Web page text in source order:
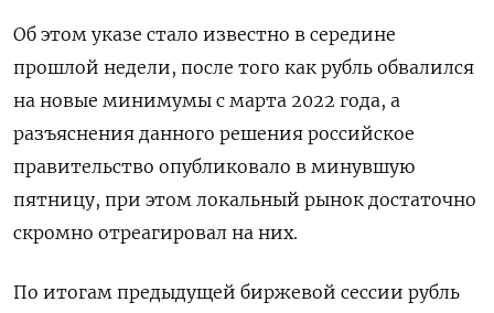
Об этом указе стало известно в середине
прошлой недели, после того как рубль обвалился
на новые минимумы с марта 2022 года, а
разъяснения данного решения российское
правительство опубликовало в минувшую
пятницу, при этом локальный рынок достаточно
скромно отреагировал на них.
По итогам предыдущей биржевой сессии рубль